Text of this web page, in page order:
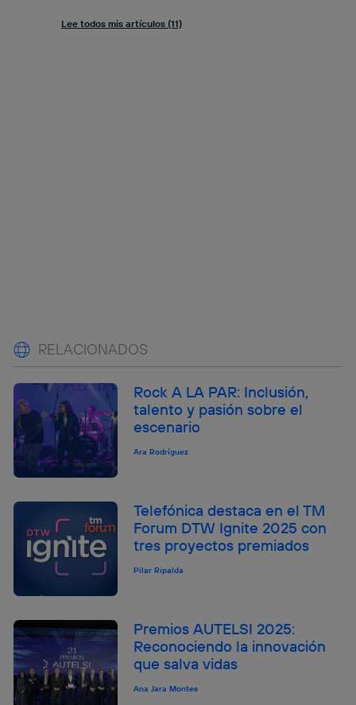
Lee todos mis artículos (11)
RELACIONADOS
Rock A LA PAR: Inclusión,
talento y pasión sobre el
escenario
Ara Rodríguez
Telefónica destaca en el TM
Forum DTW Ignite 2025 con
tres proyectos premiados
Pilar Ripalda
Premios AUTELSI 2025:
Reconociendo la innovación
que salva vidas
Ana Jara Montes